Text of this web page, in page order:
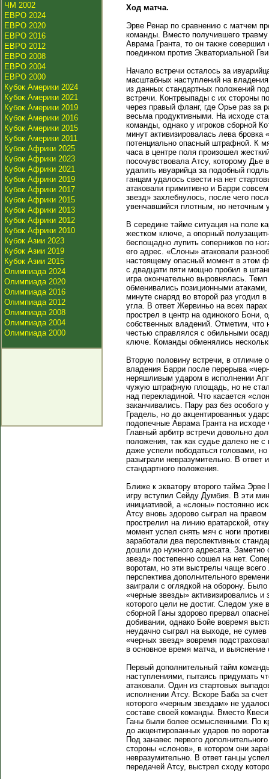
ЧМ 2002
ЕВРО 2024
ЕВРО 2020
ЕВРО 2016
ЕВРО 2012
ЕВРО 2008
ЕВРО 2004
ЕВРО 2000
Кубок Америки 2024
Кубок Америки 2021
Кубок Америки 2019
Кубок Америки 2016
Кубок Америки 2015
Кубок Америки 2011
Кубок Африки 2025
Кубок Африки 2023
Кубок Африки 2021
Кубок Африки 2019
Кубок Африки 2017
Кубок Африки 2015
Кубок Африки 2013
Кубок Африки 2012
Кубок Африки 2010
Кубок Азии 2023
Кубок Азии 2019
Кубок Азии 2015
Олимпиада 2024
Олимпиада 2020
Олимпиада 2016
Олимпиада 2012
Олимпиада 2008
Олимпиада 2004
Олимпиада 2000
Ход матча.
Эрве Ренар по сравнению с матчем
команды. Вместо получившего
Аврама Гранта, то он также совершил
поединком против Экваториальной
Начало встречи осталось за
масштабных наступлений на
из данных стандартных положений
встречи. Контрвыпады с их стороны
через правый фланг, где Орье раз
весьма продуктивными. На исходе
команды, однако у игроков сборной
минут активизировалась лева
потенциально опасный штрафной. К
часа в центре поля произошел
посочувствовала Атсу, которому
удалить ивуарийца за подобный
ганцам удалось свести на нет
атаковали примитивно и Барри
звезд» захлебнулось, после чего
увенчавшийся плотным, но неточным
В середине тайме ситуация на поле
жестком ключе, а опорный
беспощадно лупить соперников по
его адрес. «Слоны» атаковали
настоящему опасный момент в этом
с двадцати пяти мощно пробил в
игра окончательно выровнялась.
обменивались позиционными
минуте снаряд во второй раз угодил
угла. В ответ Жервиньо на всех
прострел в центр на одинокого Бони,
собственных владений. Отметим, что
честью справлялся с обильными
ключе. Команды обменялись
Вторую половину встречи, в отличие
владения Барри после перерыва
неряшливым ударом в исполнении
чужую штрафную площадь, но не стал
над перекладиной. Что касается
заканчивались. Пару раз без
Градель, но до акцентированных
подопечные Аврама Гранта на
Главный арбитр встречи довольно
положения, так как судье далеко не
даже успели пободаться головами,
разыграли невразумительно. В ответ
стандартного положения.
Ближе к экватору второго тайма
игру вступил Сейду Думбия. В эти
инициативой, а «слоны» постоянно
Атсу вновь здорово сыграл на
прострелил на линию вратарской,
момент успел снять мяч с ноги
заработали два перспективных
дошли до нужного адресата.
звезд» постепенно сошел на нет.
воротам, но эти выстрелы чаще
перспектива дополнительного
заиграли с оглядкой на оборону.
«черные звезды» активизировались
которого цели не достиг. Следом уже
сборной Ганы здорово прервал
добивании, однако Бойе вовремя
неудачно сыграл на выходе, не
«черных звезд» вовремя
в основное время матча, и
Первый дополнительный тайм
наступлениями, пытаясь придумать
атаковали. Один из стартовых
исполнении Атсу. Вскоре Баба за
которого «черным звездам» не
составе своей команды. Вместо
Ганы были более осмысленными. По
до акцентированных ударов по
Под занавес первого
стороны «слонов», в котором они
невразумительно. В ответ ганцы
передачей Атсу, выстрел сходу